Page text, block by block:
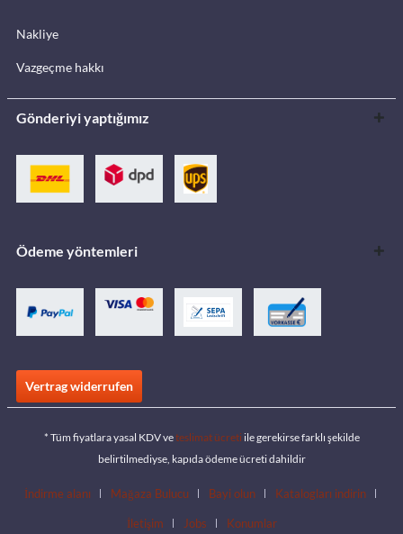
Nakliye
Vazgeçme hakkı
Gönderiyi yaptığımız
Ödeme yöntemleri
Vertrag widerrufen
* Tüm fiyatlara yasal KDV veteslimat ücreti ile gerekirse farklı şekilde
belirtilmediyse, kapıda ödeme ücreti dahildir
İndirme alanı Mağaza Bulucu Bayi olun Katalogları indirin
İletişim Jobs Konumlar